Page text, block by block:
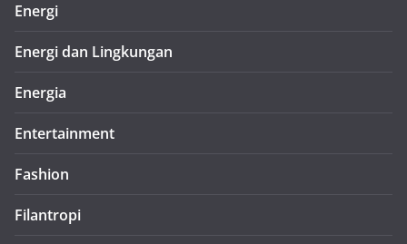
Energi
Energi dan Lingkungan
Energia
Entertainment
Fashion
Filantropi